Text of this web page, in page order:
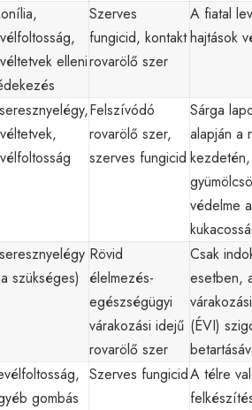
elleni
Szerves
fungicid, kontakt
rovarölő szer
A fiatal
hajtások
Felszívódó
rovarölő szer,
szerves fungicid
Sárga
alapján a
védelme a
szükséges)
Rövid
élelmezés-
egészségügyi
várakozási idejű
rovarölő szer
Csak
esetben,
(ÉVI)
gombás
Szerves fungicidA télre